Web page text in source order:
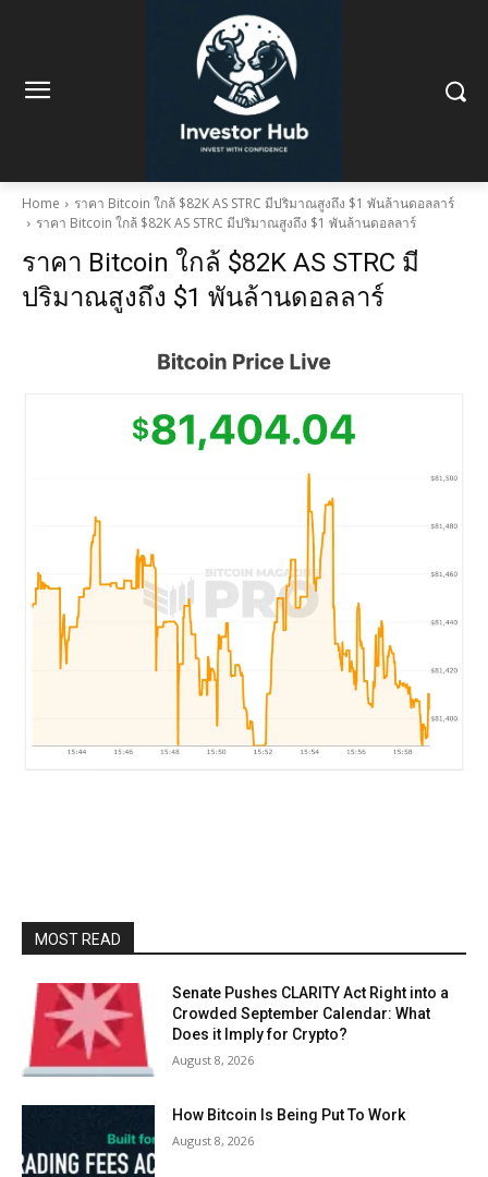
Home
ราคา Bitcoin ใกล้ $82K AS STRC มีปริมาณสูงถึง $1 พันล้านดอลลาร์
ราคา Bitcoin ใกล้ $82K AS STRC มีปริมาณสูงถึง $1 พันล้านดอลลาร์
ราคา Bitcoin ใกล้ $82K AS STRC มี
ปริมาณสูงถึง $1 พันล้านดอลลาร์
MOST READ
Senate Pushes CLARITY Act Right into a
Crowded September Calendar: What
Does it Imply for Crypto?
August 8, 2026
How Bitcoin Is Being Put To Work
August 8, 2026